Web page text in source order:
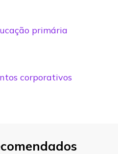
primária
corporativos